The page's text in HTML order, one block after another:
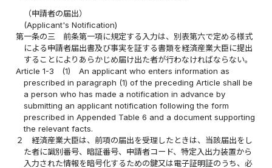
（申請者の届出）
(Applicant's Notification)
第一条の三
前条第一項に規定する入力は、別表第六で定める様式
による申請者届出書及び事実を証する書類を経済産業大臣に提出
することによりあらかじめ届け出た者が行わなければならない。
Article 1-3
(1)
An applicant who enters information as
prescribed in paragraph (1) of the preceding Article shall be
a person who has made a notification in advance by
submitting an applicant notification following the form
prescribed in Appended Table 6 and a document supporting
the relevant facts.
２
経済産業大臣は、前項の届出を受理したときは、当該届出をし
た者に識別番号、暗証番号、申請者コード、特定入出力装置から
入力された情報を暗号化するための鍵又は電子証明証のうち、必